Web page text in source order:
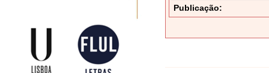
Publicação: